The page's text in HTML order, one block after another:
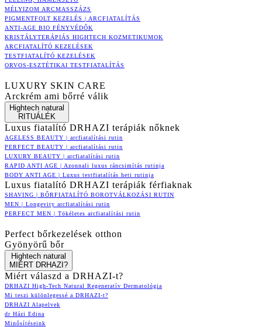
MÉLYIZOM ARCMASSZÁZS
PIGMENTFOLT KEZELÉS | ARCFIATALÍTÁS
ANTI-AGE BIO FÉNYVÉDŐK
KRISTÁLYTERÁPIÁS HIGHTECH KOZMETIKUMOK
ARCFIATALÍTÓ KEZELÉSEK
TESTFIATALÍTÓ KEZELÉSEK
ORVOS-ESZTÉTIKAI TESTFIATALÍTÁS
LUXURY SKIN CARE
Arckrém ami bőrré válik
Hightech natural
RITUÁLÉK
Luxus fiatalító DRHAZI terápiák nőknek
AGELESS BEAUTY | arcfiatalítási rutin
PERFECT BEAUTY | arcfiatalítási rutin
LUXURY BEAUTY | arcfiatalítási rutin
RAPID ANTI AGE | Azonnali luxus ráncsimítás rutinja
BODY ANTI AGE | Luxus testfiatalítás heti rutinja
Luxus fiatalító DRHAZI terápiák férfiaknak
SHAVING | BŐRFIATALÍTÓ BOROTVÁLKOZÁSI RUTIN
MEN | Longevity arcfiatalítási rutin
PERFECT MEN | Tökéletes arcfiatalítási rutin
Perfect bőrkezelések otthon
Gyönyörű bőr
Hightech natural
MIÉRT DRHAZI?
Miért válaszd a DRHAZI-t?
DRHAZI High-Tech Natural Regeneratív Dermatológia
Mi teszi különlegessé a DRHAZI-t?
DRHAZI Alapelvek
dr Házi Edina
Minősítéseink